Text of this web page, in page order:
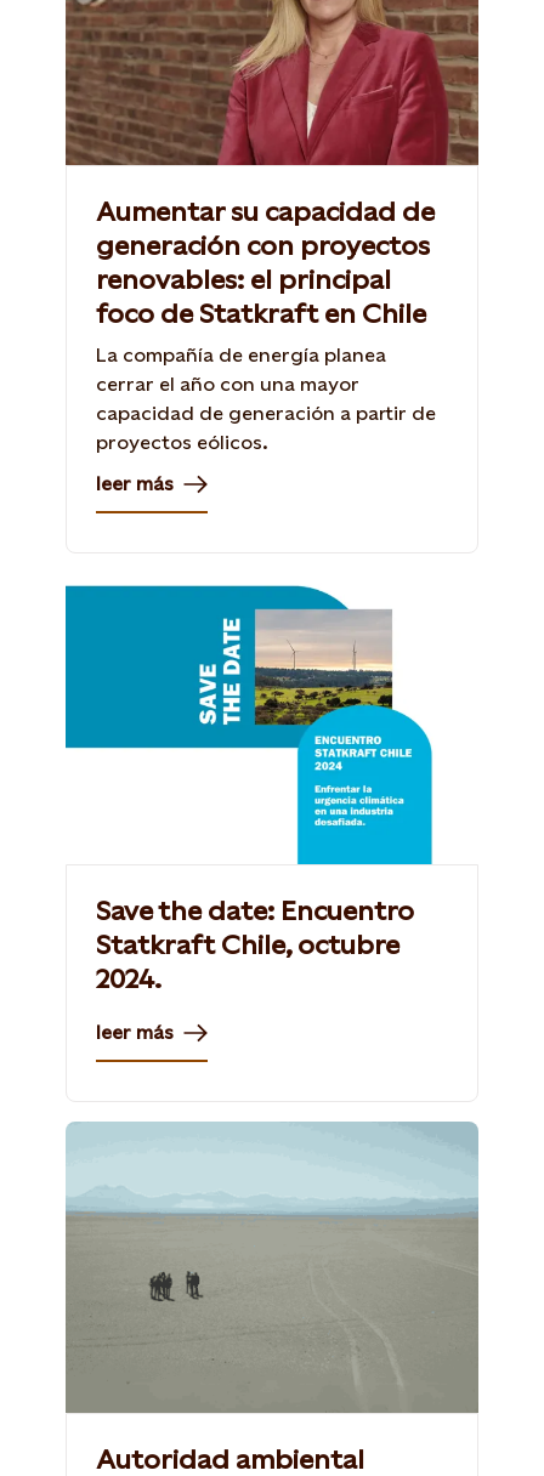
Aumentar su capacidad de
generación con proyectos
renovables: el principal
foco de Statkraft en Chile
La compañía de energía planea
cerrar el año con una mayor
capacidad de generación a partir de
proyectos eólicos.
leer más
Save the date: Encuentro
Statkraft Chile, octubre
2024.
leer más
Autoridad ambiental